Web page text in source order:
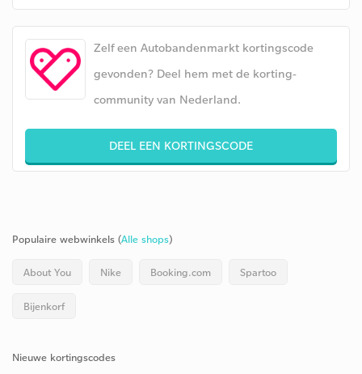
Zelf een Autobandenmarkt kortingscode
gevonden? Deel hem met de korting-
community van Nederland.
DEEL EEN KORTINGSCODE
Populaire webwinkels (Alle shops)
About You Nike Booking.com Spartoo
Bijenkorf
Nieuwe kortingscodes